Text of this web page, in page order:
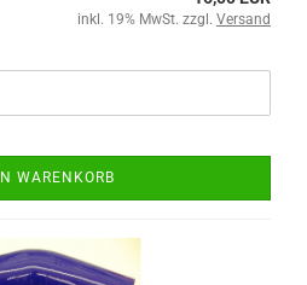
inkl. 19% MwSt. zzgl. Versand
WARENKORB